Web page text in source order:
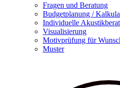
Fragen und Beratung
Budgetplanung /
Individuelle
Visualisierung
Motivprüfung für
Muster